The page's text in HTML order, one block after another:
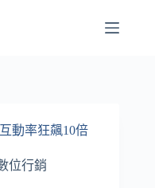
動率狂飆10倍
位行銷